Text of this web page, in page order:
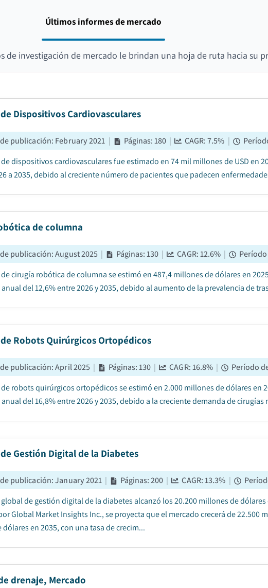
Últimos informes de mercado
de investigación de mercado le brindan una hoja de ruta hacia su
Dispositivos Cardiovasculares
publicación: February 2021 | Páginas:180 | CAGR:7.5% |
dispositivos cardiovasculares fue estimado en 74 mil millones de USD en
a 2035, debido al creciente número de pacientes que padecen
de columna
publicación:August 2025 | Páginas:130 | CAGR:12.6% |
cirugía robótica de columna se estimó en 487,4 millones de dólares en
del 12,6% entre 2026 y 2035, debido al aumento de la prevalencia de
Robots Quirúrgicos Ortopédicos
publicación:April 2025 | Páginas:130 | CAGR:16.8% | Período
robots quirúrgicos ortopédicos se estimó en 2.000 millones de dólares en
del 16,8% entre 2026 y 2035, debido a la creciente demanda de
Gestión Digital de la Diabetes
publicación:January 2021 | Páginas:200 | CAGR:13.3% |
global de gestión digital de la diabetes alcanzó los 20.200 millones de
Global Market Insights Inc., se proyecta que el mercado crecerá de 22.500
en 2035, con una tasa de crecim...
drenaje, Mercado